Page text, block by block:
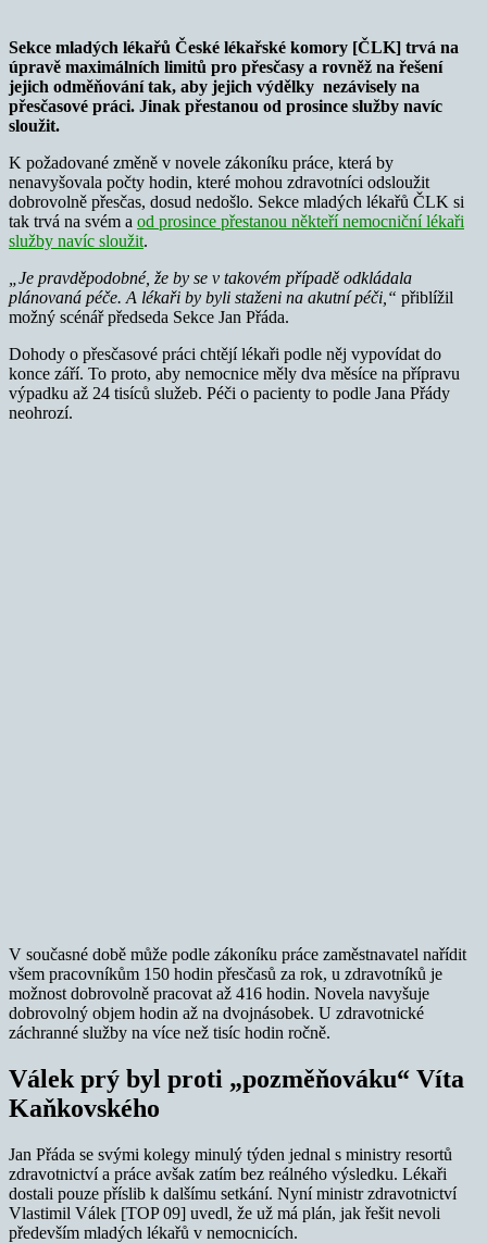
Sekce mladých lékařů České lékařské komory [ČLK] trvá na
úpravě maximálních limitů pro přesčasy a rovněž na řešení
jejich odměňování tak, aby jejich výdělky nezávisely na
přesčasové práci. Jinak přestanou od prosince služby navíc
sloužit.
K požadované změně v novele zákoníku práce, která by
nenavyšovala počty hodin, které mohou zdravotníci odsloužit
dobrovolně přesčas, dosud nedošlo. Sekce mladých lékařů ČLK si
tak trvá na svém a od prosince přestanou někteří nemocniční lékaři
služby navíc sloužit.
„Je pravděpodobné, že by se v takovém případě odkládala
plánovaná péče. A lékaři by byli staženi na akutní péči,“ přiblížil
možný scénář předseda Sekce Jan Přáda.
Dohody o přesčasové práci chtějí lékaři podle něj vypovídat do
konce září. To proto, aby nemocnice měly dva měsíce na přípravu
výpadku až 24 tisíců služeb. Péči o pacienty to podle Jana Přády
neohrozí.
V současné době může podle zákoníku práce zaměstnavatel nařídit
všem pracovníkům 150 hodin přesčasů za rok, u zdravotníků je
možnost dobrovolně pracovat až 416 hodin. Novela navyšuje
dobrovolný objem hodin až na dvojnásobek. U zdravotnické
záchranné služby na více než tisíc hodin ročně.
Válek prý byl proti „pozměňováku“ Víta
Kaňkovského
Jan Přáda se svými kolegy minulý týden jednal s ministry resortů
zdravotnictví a práce avšak zatím bez reálného výsledku. Lékaři
dostali pouze příslib k dalšímu setkání. Nyní ministr zdravotnictví
Vlastimil Válek [TOP 09] uvedl, že už má plán, jak řešit nevoli
především mladých lékařů v nemocnicích.